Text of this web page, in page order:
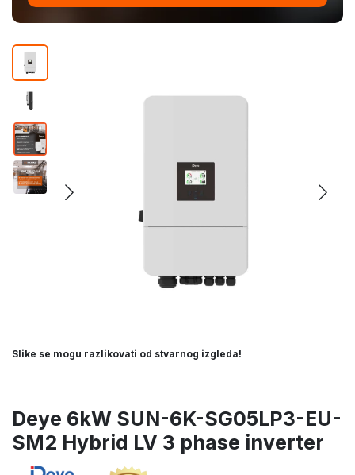
Slike se mogu razlikovati od stvarnog izgleda!
Deye 6kW SUN-6K-SG05LP3-EU-
SM2 Hybrid LV 3 phase inverter